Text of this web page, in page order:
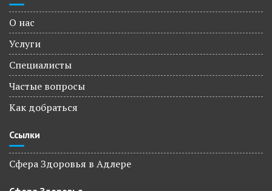
О нас
Услуги
Специалисты
Частые вопросы
Как добраться
Ссылки
Сфера Здоровья в Адлере